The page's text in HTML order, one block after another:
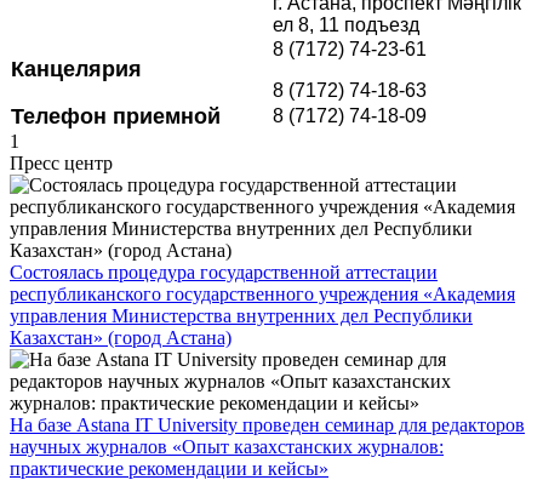
ел 8, 11 подъезд
Канцелярия
8 (7172) 74-23-61
8 (7172) 74-18-63
Телефон приемной
8 (7172) 74-18-09
1
Пресс центр
Состоялась процедура государственной аттестации
республиканского государственного учреждения «Академия
управления Министерства внутренних дел Республики
Казахстан» (город Астана)
На базе Astana IT University проведен семинар для редакторов
научных журналов «Опыт казахстанских журналов:
практические рекомендации и кейсы»